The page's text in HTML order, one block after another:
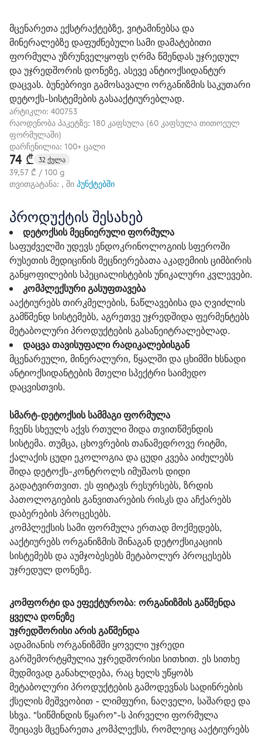
მცენარეთა ექსტრაქტებზე, ვიტამინებსა და
მინერალებზე დაფუძნებული სამი დამატებითი
ფორმულა უზრუნველყოფს ღრმა წმენდას უჯრედულ
და უჯრედშორის დონეზე, ასევე ანტიოქსიდანტურ
დაცვას. ბუნებრივი გამოსავალი ორგანიზმის საკუთარი
დეტოქს-სისტემების გასააქტიურებლად.
არტიკლი: 400753
რაოდენობა პაკეტზე: 180 კაფსულა (60 კაფსულა თითოეულ
ფორმულაში)
დარჩენილია: 100+ ცალი
74 ₾ 32 ქულა
39,57 ₾ / 100 g
თვითგატანა: , ში პუნქტებში
პროდუქტის შესახებ
დეტოქსის მეცნიერული ფორმულა
საფუძველში უდევს ენდოკრინოლოგიის სფეროში
რუსეთის მედიცინის მეცნიერებათა აკადემიის ციმბირის
განყოფილების სპეციალისტების უნიკალური კვლევები.
კომპლექსური გასუფთავება
ააქტიურებს თირკმელების, ნაწლავებისა და ღვიძლის
გამწმენდ სისტემებს, აგრეთვე უჯრედშიდა ფერმენტებს
მეტაბოლური პროდუქტების გასანეიტრალებლად.
დაცვა თავისუფალი რადიკალებისგან
მცენარეული, მინერალური, წყალში და ცხიმში ხსნადი
ანტიოქსიდანტების მთელი სპექტრი საიმედო
დაცვისთვის.
სმარტ-დეტოქსის სამმაგი ფორმულა
ჩვენს სხეულს აქვს რთული შიდა თვითწმენდის
სისტემა. თუმცა, ცხოვრების თანამედროვე რიტმი,
ქალაქის ცუდი ეკოლოგია და ცუდი კვება აიძულებს
შიდა დეტოქს-კონტროლს იმუშაოს დიდი
გადატვირთვით. ეს ფიტავს რესურსებს, ზრდის
პათოლოგიების განვითარების რისკს და აჩქარებს
დაბერების პროცესებს.
კომპლექსის სამი ფორმულა ერთად მოქმედებს,
ააქტიურებს ორგანიზმის შინაგან დეტოქსიკაციის
სისტემებს და აუმჯობესებს მეტაბოლურ პროცესებს
უჯრედულ დონეზე.
კომფორტი და ეფექტურობა: ორგანიზმის გაწმენდა
ყველა დონეზე
უჯრედშორისი არის გაწმენდა
ადამიანის ორგანიზმში ყოველი უჯრედი
გარშემორტყმულია უჯრედშორისი სითხით. ეს სითხე
მუდმივად განახლდება, რაც ხელს უწყობს
მეტაბოლური პროდუქტების გამოდევნას სადინრების
ქსელის მეშვეობით - ლიმფური, ნაღველი, საშარდე და
სხვა. "სიწმინდის წყარო"-ს პირველი ფორმულა
შეიცავს მცენარეთა კომპლექსს, რომლეიც ააქტიურებს